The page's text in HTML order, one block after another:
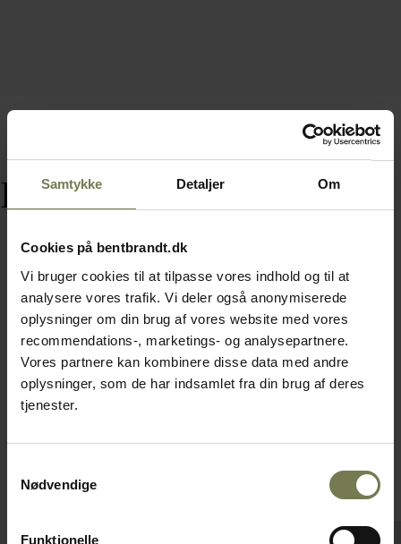
Samtykke Detaljer Om
Cookies på bentbrandt.dk
Vi bruger cookies til at tilpasse vores indhold og til at
analysere vores trafik. Vi deler også anonymiserede
oplysninger om din brug af vores website med vores
recommendations-, marketings- og analysepartnere.
Vores partnere kan kombinere disse data med andre
oplysninger, som de har indsamlet fra din brug af deres
tjenester.
Nødvendige
Funktionelle
Relaterede varer